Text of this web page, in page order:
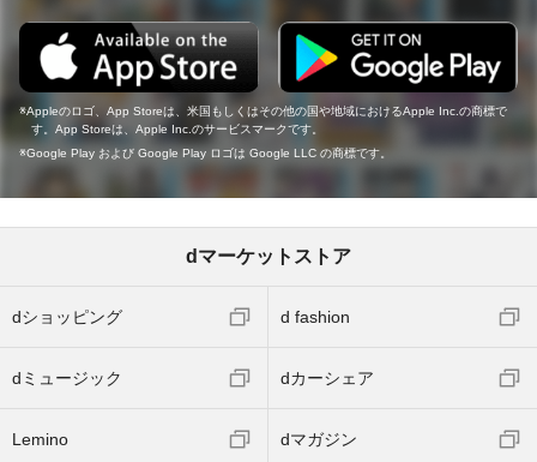
Appleのロゴ、App Storeは、米国もしくはその他の国や地域におけるApple Inc.の商標で
す。App Storeは、Apple Inc.のサービスマークです。
Google Play および Google Play ロゴは Google LLC の商標です。
dマーケットストア
dショッピング d fashion
dミュージック dカーシェア
Lemino dマガジン